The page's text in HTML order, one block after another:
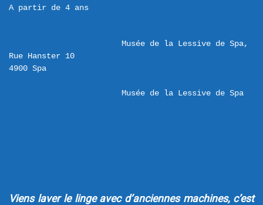
A partir de 4 ans
Musée de la Lessive de Spa,
Rue Hanster 10
Musée de la Lessive de Spa
Viens laver le linge avec d’anciennes machines, c’est